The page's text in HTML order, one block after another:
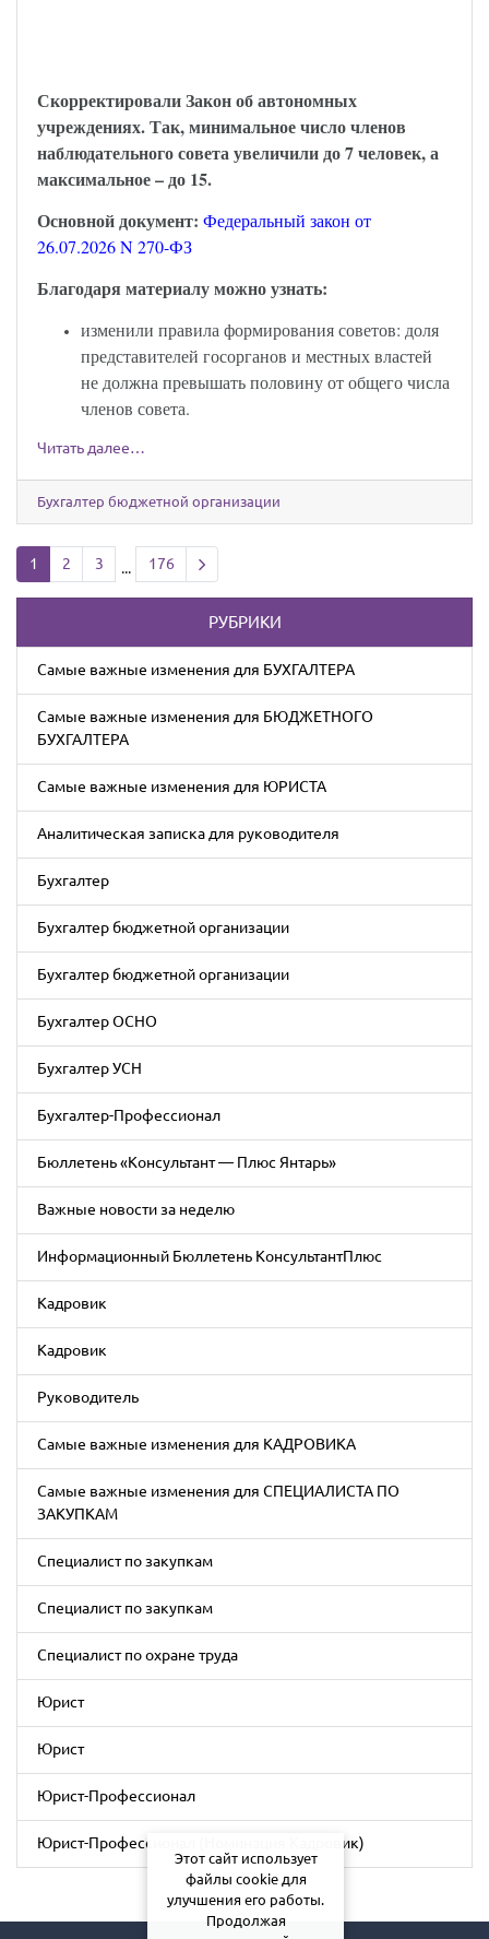
Скорректировали Закон об автономных
учреждениях. Так, минимальное число членов
наблюдательного совета увеличили до 7 человек, а
максимальное – до 15.
Основной документ: Федеральный закон от
26.07.2026 N 270-ФЗ
Благодаря материалу можно узнать:
изменили правила формирования советов: доля
представителей госорганов и местных властей
не должна превышать половину от общего числа
членов совета.
Читать далее…
Бухгалтер бюджетной организации
1 2 3 ... 176 Next page
РУБРИКИ
Cамые важные изменения для БУХГАЛТЕРА
Cамые важные изменения для БЮДЖЕТНОГО
БУХГАЛТЕРА
Cамые важные изменения для ЮРИСТА
Аналитическая записка для руководителя
Бухгалтер
Бухгалтер бюджетной организации
Бухгалтер бюджетной организации
Бухгалтер ОСНО
Бухгалтер УСН
Бухгалтер-Профессионал
Бюллетень «Консультант — Плюс Янтарь»
Важные новости за неделю
Информационный Бюллетень КонсультантПлюс
Кадровик
Кадровик
Руководитель
Самые важные изменения для КАДРОВИКА
Самые важные изменения для СПЕЦИАЛИСТА ПО
ЗАКУПКАМ
Специалист по закупкам
Специалист по закупкам
Специалист по охране труда
Юрист
Юрист
Юрист-Профессионал
Юрист-Профессионал (Номинация Кадровик)
Этот сайт использует
файлы cookie для
улучшения его работы.
Продолжая